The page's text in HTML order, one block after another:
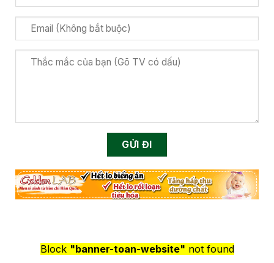
Block "banner-toan-website" not found